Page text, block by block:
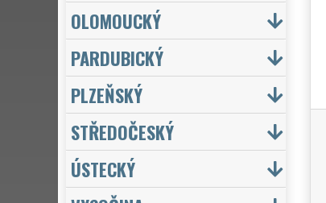
OLOMOUCKÝ
PARDUBICKÝ
PLZEŇSKÝ
STŘEDOČESKÝ
ÚSTECKÝ